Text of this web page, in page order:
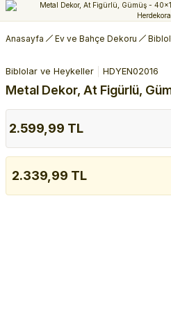
Anasayfa Ev ve Bahçe Dekoru
Biblolar ve Heykeller HDYEN02016
Metal Dekor, At Figürlü,
2.599,99 TL
2.339,99 TL